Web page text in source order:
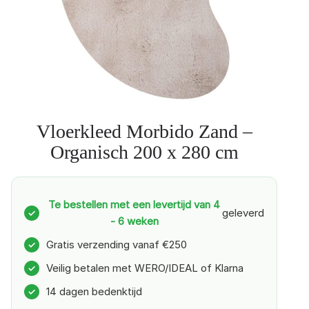
Vloerkleed Morbido Zand –
Organisch 200 x 280 cm
✓
Te bestellen met een levertijd van 4
- 6 weken
geleverd
✓ Gratis verzending vanaf €250
✓ Veilig betalen met WERO/IDEAL of Klarna
✓ 14 dagen bedenktijd